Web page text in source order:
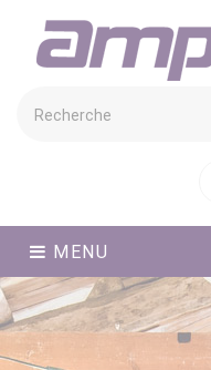
MENU
Cookies management